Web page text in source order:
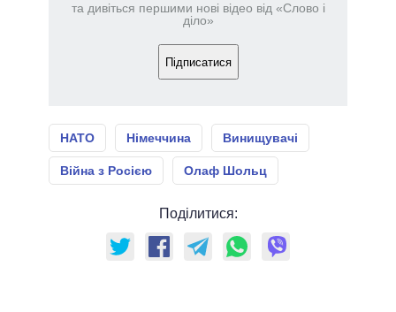
та дивіться першими нові відео від «Слово і
діло»
Підписатися
НАТО Німеччина Винищувачі
Війна з Росією Олаф Шольц
Поділитися: